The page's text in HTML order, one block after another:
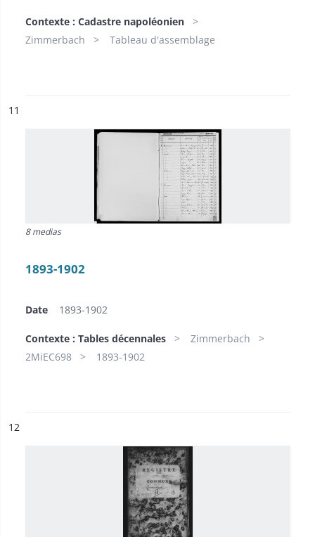
Contexte : Cadastre napoléonien
Zimmerbach
Tableau d'assemblage
n°
11
8 medias
1893-1902
Date 1893-1902
Contexte : Tables décennales
Zimmerbach
2MiEC698
1893-1902
n°
12